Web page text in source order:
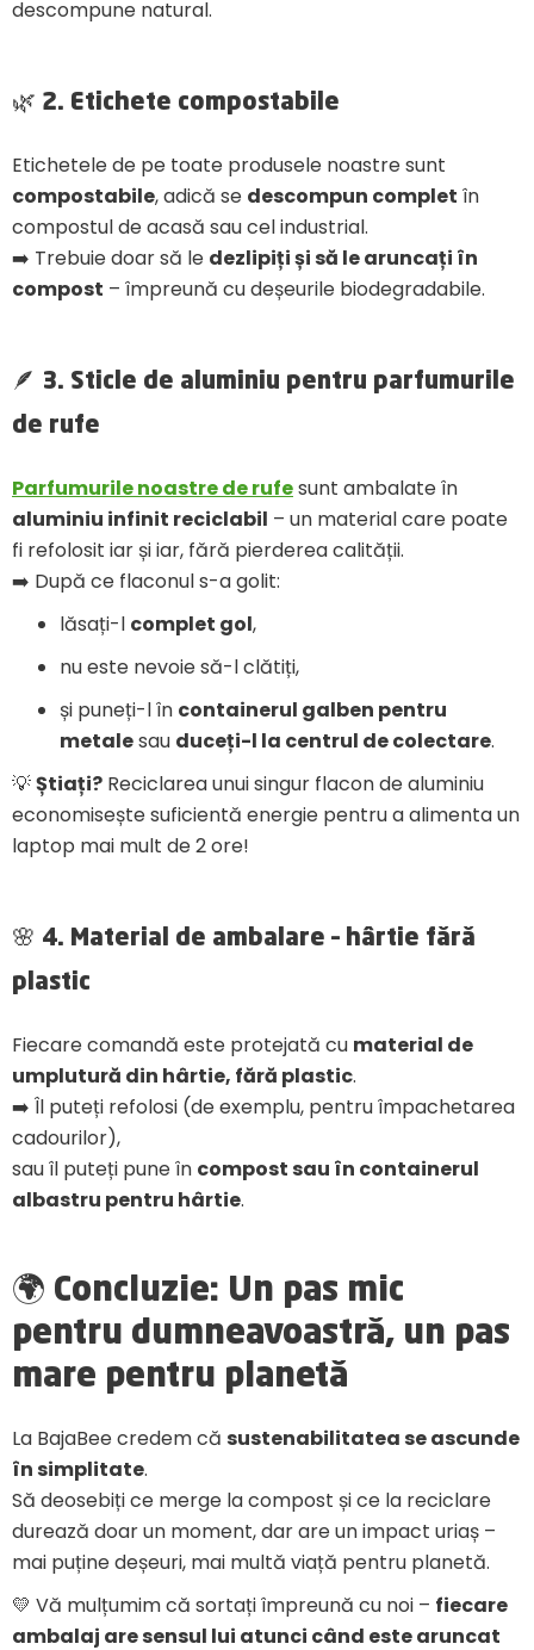
descompune natural.
🌿 2. Etichete compostabile
Etichetele de pe toate produsele noastre sunt
compostabile, adică se descompun complet în
compostul de acasă sau cel industrial.
➡️ Trebuie doar să le dezlipiți și să le aruncați în
compost – împreună cu deșeurile biodegradabile.
🪶 3. Sticle de aluminiu pentru parfumurile
de rufe
Parfumurile noastre de rufesunt ambalate în
aluminiu infinit reciclabil – un material care poate
fi refolosit iar și iar, fără pierderea calității.
➡️ După ce flaconul s-a golit:
lăsați-l complet gol,
nu este nevoie să-l clătiți,
și puneți-l în containerul galben pentru
metalesau duceți-l la centrul de colectare.
💡Știați? Reciclarea unui singur flacon de aluminiu
economisește suficientă energie pentru a alimenta un
laptop mai mult de 2 ore!
🌸 4. Material de ambalare – hârtie fără
plastic
Fiecare comandă este protejată cu material de
umplutură din hârtie, fără plastic.
➡️ Îl puteți refolosi (de exemplu, pentru împachetarea
cadourilor),
sau îl puteți pune în compost sau în containerul
albastru pentru hârtie.
🌍 Concluzie: Un pas mic
pentru dumneavoastră, un pas
mare pentru planetă
La BajaBee credem că sustenabilitatea se ascunde
în simplitate.
Să deosebiți ce merge la compost și ce la reciclare
durează doar un moment, dar are un impact uriaș –
mai puține deșeuri, mai multă viață pentru planetă.
💛 Vă mulțumim că sortați împreună cu noi – fiecare
ambalaj are sensul lui atunci când este aruncat